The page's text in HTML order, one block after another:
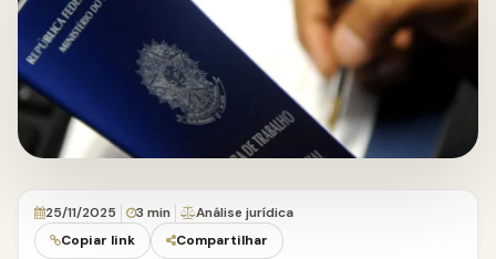
25/11/2025 3 min
Análise jurídica
Copiar link
Compartilhar